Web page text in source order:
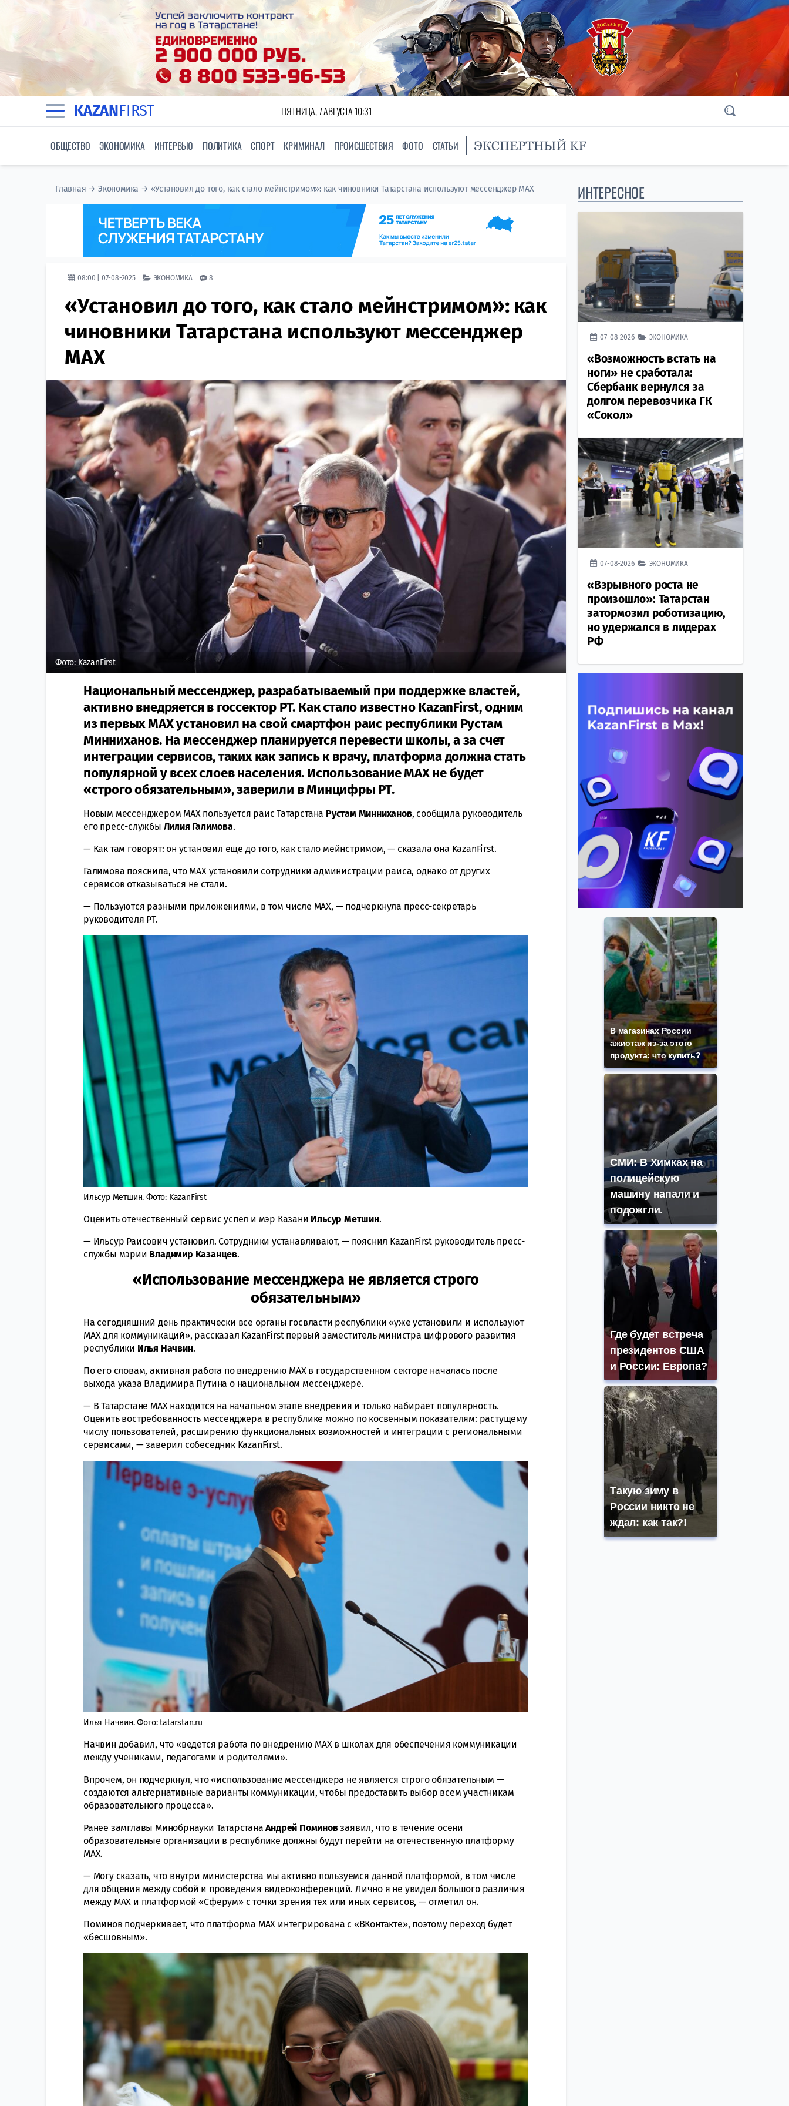
KAZANFIRST ПЯТНИЦА, 7 АВГУСТА 10:31
ОБЩЕСТВО ЭКОНОМИКА ИНТЕРВЬЮ ПОЛИТИКА СПОРТ КРИМИНАЛ ПРОИСШЕСТВИЯ ФОТО СТАТЬИ
Главная →Экономика → «Установил до того, как стало мейнстримом»: как чиновники Татарстана используют мессенджер MAX
08:00 | 07-08-2025 ЭКОНОМИКА 8
«Установил до того, как стало мейнстримом»: как
чиновники Татарстана используют мессенджер
MAX
Фото: KazanFirst
Национальный мессенджер, разрабатываемый при поддержке властей,
активно внедряется в госсектор РТ. Как стало известно KazanFirst, одним
из первых MAX установил на свой смартфон раис республики Рустам
Минниханов. На мессенджер планируется перевести школы, а за счет
интеграции сервисов, таких как запись к врачу, платформа должна стать
популярной у всех слоев населения. Использование MAX не будет
«строго обязательным», заверили в Минцифры РТ.
Новым мессенджером MAX пользуется раис Татарстана Рустам Минниханов, сообщила руководитель
его пресс-службы Лилия Галимова.
— Как там говорят: он установил еще до того, как стало мейнстримом, — сказала она KazanFirst.
Галимова пояснила, что MAX установили сотрудники администрации раиса, однако от других
сервисов отказываться не стали.
— Пользуются разными приложениями, в том числе MAX, — подчеркнула пресс-секретарь
руководителя РТ.
Ильсур Метшин. Фото: KazanFirst
Оценить отечественный сервис успел и мэр Казани Ильсур Метшин.
— Ильсур Раисович установил. Сотрудники устанавливают, — пояснил KazanFirst руководитель пресс-
службы мэрии Владимир Казанцев.
«Использование мессенджера не является строго
обязательным»
На сегодняшний день практически все органы госвласти республики «уже установили и используют
МАХ для коммуникаций», рассказал KazanFirst первый заместитель министра цифрового развития
республики Илья Начвин.
По его словам, активная работа по внедрению МАХ в государственном секторе началась после
выхода указа Владимира Путина о национальном мессенджере.
— В Татарстане МАХ находится на начальном этапе внедрения и только набирает популярность.
Оценить востребованность мессенджера в республике можно по косвенным показателям: растущему
числу пользователей, расширению функциональных возможностей и интеграции с региональными
сервисами, — заверил собеседник KazanFirst.
Илья Начвин. Фото: tatarstan.ru
Начвин добавил, что «ведется работа по внедрению МАХ в школах для обеспечения коммуникации
между учениками, педагогами и родителями».
Впрочем, он подчеркнул, что «использование мессенджера не является строго обязательным —
создаются альтернативные варианты коммуникации, чтобы предоставить выбор всем участникам
образовательного процесса».
Ранее замглавы Минобрнауки ТатарстанаАндрей Поминовзаявил, что в течение осени
образовательные организации в республике должны будут перейти на отечественную платформу
MAX.
— Могу сказать, что внутри министерства мы активно пользуемся данной платформой, в том числе
для общения между собой и проведения видеоконференций. Лично я не увидел большого различия
между MAX и платформой «Сферум» с точки зрения тех или иных сервисов, — отметил он.
Поминов подчеркивает, что платформа MAX интегрирована с «ВКонтакте», поэтому переход будет
«бесшовным».
ИНТЕРЕСНОЕ
07-08-2026 ЭКОНОМИКА
«Возможность встать на
ноги» не сработала:
Сбербанк вернулся за
долгом перевозчика ГК
«Сокол»
07-08-2026 ЭКОНОМИКА
«Взрывного роста не
произошло»: Татарстан
затормозил роботизацию,
но удержался в лидерах
РФ
В магазинах России
ажиотаж из-за этого
продукта: что купить?
СМИ: В Химках на
полицейскую
машину напали и
подожгли.
Где будет встреча
президентов США
и России: Европа?
Такую зиму в
России никто не
ждал: как так?!